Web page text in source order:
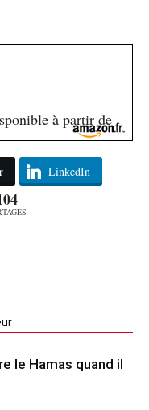
à partir de
LinkedIn
le Hamas quand il